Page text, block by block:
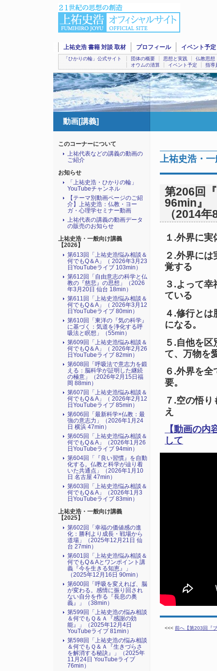
上祐史浩 書籍 対談 取材 プロフィール イベント予定
「ひかりの輪」公式サイト 団体の概要 思想と実践
仏教思想
オウムの清算
イベント予定 指導
動画[講義]
上祐史浩・
第206回
96min』
（2014
１.外界に
２.外界に
覚する
３.よって
ている
４.修行と
になる。
５.自他を
て、万物を
６.外界を
要。
７.空の悟
え
【動画の
して
<<< 前へ【第203回『
このコーナーについて
上祐代表などの講義の動画の
ご紹介
お知らせ
「上祐史浩・ひかりの輪」
YouTubeチャンネル
【テーマ別動画ページのご紹
介】上祐史浩：仏教・ヨー
ガ・心理学セミナー動画
上祐代表の講義の動画データ
の販売のお知らせ
上祐史浩・一般向け講義
【2026】
第613回「上祐史浩悩み相談＆
何でもQ＆A」（ 2026年3月23
日YouTubeライブ 103min）
第612回「自由意志の科学と仏
教の『慈悲』の思想」（2026
年3月20日 仙台 18min）
第611回「上祐史浩悩み相談＆
何でもQ＆A」（ 2026年3月12
日YouTubeライブ 80min）
第610回「東洋の『気の科学』
に基づく：気道を浄化する呼
吸法と瞑想」（55min）
第609回「上祐史浩悩み相談＆
何でもQ＆A」（ 2026年2月26
日YouTubeライブ 82min）
第608回「呼吸法で意志力を鍛
える：脳科学が証明した継続
の極意」（2026年2月15日福
岡 88min）
第607回「上祐史浩悩み相談＆
何でもQ＆A」（ 2026年2月12
日YouTubeライブ 85min）
第606回「最新科学×仏教：最
強の意志力」（2026年1月24
日 横浜 47min）
第605回「上祐史浩悩み相談＆
何でもQ＆A」（2026年1月26
日YouTubeライブ 94min）
第604回「『良い習慣』を自動
化する。仏教と科学が辿り着
いた共通点」（2026年1月10
日 名古屋 47min）
第603回「上祐史浩悩み相談＆
何でもQ＆A」（2026年1月3
日YouTubeライブ 83min）
上祐史浩・一般向け講義
【2025】
第602回「幸福の価値感の進
化：勝利より成長・戦場から
道場」（2025年12月21日 仙
台 27min）
第601回「上祐史浩悩み相談＆
何でもQ＆Aとワンポイント講
義『今を生きる知恵』」
（2025年12月16日 90min）
第600回「呼吸を変えれば、脳
が変わる。感情に振り回され
ない自分を作る『長息の奥
義』」（38min）
第599回「上祐史浩の悩み相談
＆何でもＱ＆Ａ『感謝の効
能』」（2025年12月4日
YouTubeライブ 81min）
第598回「上祐史浩の悩み相談
＆何でもＱ＆Ａ『生きづらさ
を解消する秘訣』​」（2025年
11月24日 YouTubeライブ
76min）